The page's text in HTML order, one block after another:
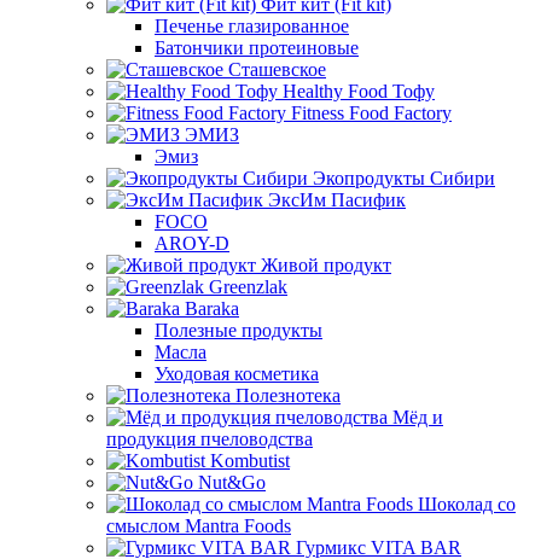
Фит кит (Fit kit)
Печенье глазированное
Батончики протеиновые
Сташевское
Healthy Food Тофу
Fitness Food Factory
ЭМИЗ
Эмиз
Экопродукты Сибири
ЭксИм Пасифик
FOCO
AROY-D
Живой продукт
Greenzlak
Baraka
Полезные продукты
Масла
Уходовая косметика
Полезнотека
Мёд и
продукция пчеловодства
Kombutist
Nut&Go
Шоколад со
смыслом Mantra Foods
Гурмикс VITA BAR